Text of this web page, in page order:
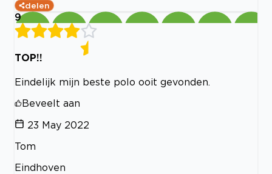
delen
9
TOP!!
Eindelijk mijn beste polo ooit gevonden.
Beveelt aan
23 May 2022
Tom
Eindhoven